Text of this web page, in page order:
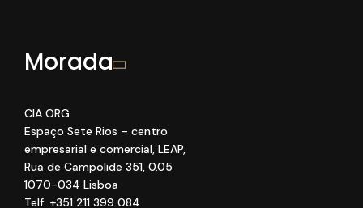
Morada
CIA ORG
Espaço Sete Rios – centro
empresarial e comercial, LEAP,
Rua de Campolide 351, 0.05
1070-034 Lisboa
Telf: +351 211 399 084